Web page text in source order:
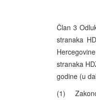
Član 3
stranaka
stranaka
godine (u
(1)